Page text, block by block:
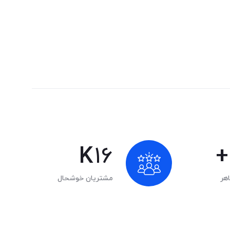
+
24
K
مشتریان خوشحال